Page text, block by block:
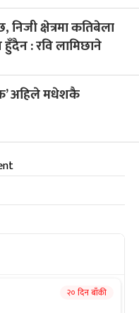
निजी क्षेत्रमा कतिबेला
हुँदैन : रवि लामिछाने
अहिले मधेशकै
२० दिन बाँकी